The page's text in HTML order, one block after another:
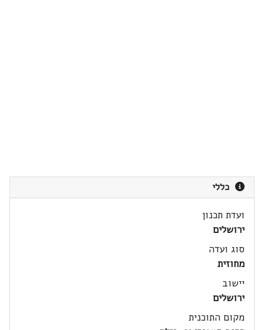
כללי
ועדת תכנון
ירושלים
סוג ועדה
מחוזית
יישוב
ירושלים
מקום התוכנית